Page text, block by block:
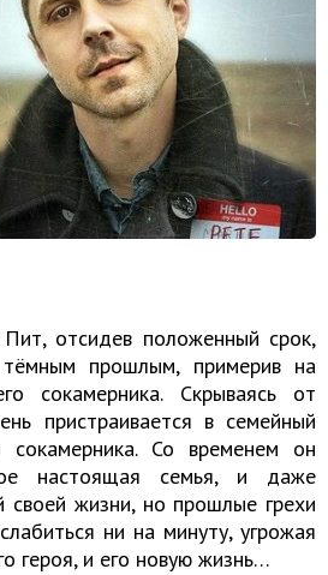
отсидев положенный срок,
прошлым, примерив на
сокамерника. Скрываясь от
пристраивается в семейный
сокамерника. Со временем он
настоящая семья, и даже
своей жизни, но прошлые грехи
ни на минуту, угрожая
героя, и его новую жизнь…